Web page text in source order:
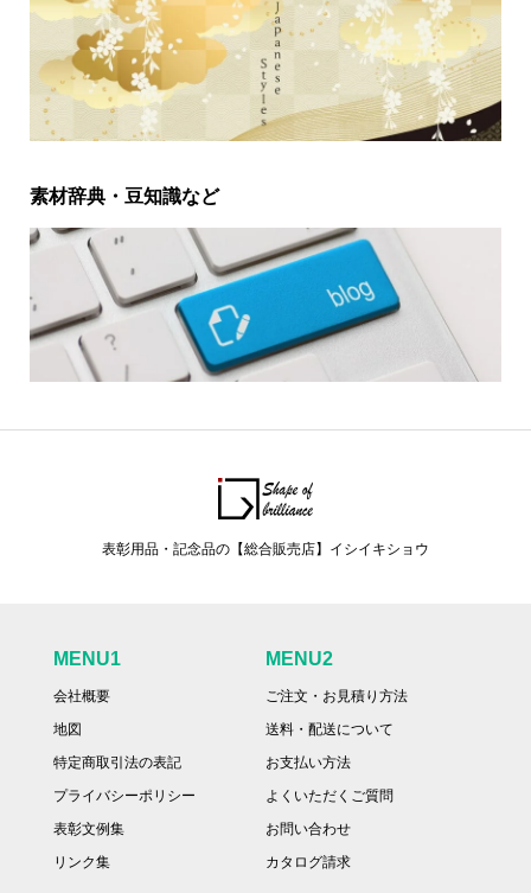
素材辞典・豆知識など
表彰用品・記念品の【総合販売店】イシイキショウ
MENU1
会社概要
地図
特定商取引法の表記
プライバシーポリシー
表彰文例集
リンク集
MENU2
ご注文・お見積り方法
送料・配送について
お支払い方法
よくいただくご質問
お問い合わせ
カタログ請求